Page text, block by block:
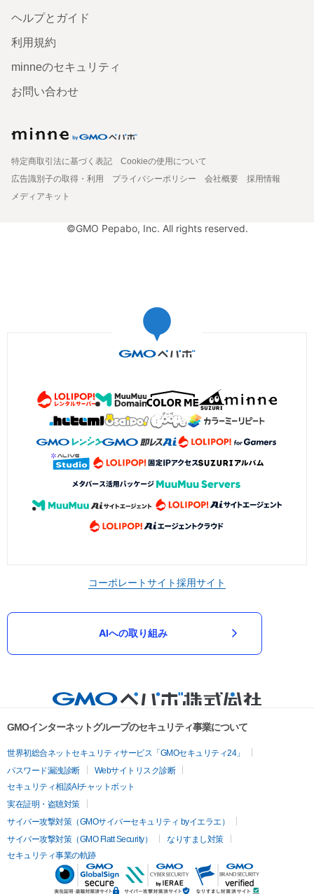
ヘルプとガイド
利用規約
minneのセキュリティ
お問い合わせ
特定商取引法に基づく表記
Cookieの使用について
広告識別子の取得・利用
プライバシーポリシー 会社概要
採用情報
メディアキット
©GMO Pepabo, Inc. All rights reserved.
コーポレートサイト採用サイト
AIへの取り組み
GMOインターネットグループのセキュリティ事業について
世界初総合ネットセキュリティサービス「GMOセキュリティ24」
パスワード漏洩診断
Webサイトリスク診断
セキュリティ相談AIチャットボット
実在証明・盗聴対策
サイバー攻撃対策（GMOサイバーセキュリティ byイエラエ）
サイバー攻撃対策（GMO Flatt Security）
なりすまし対策
セキュリティ事業の軌跡